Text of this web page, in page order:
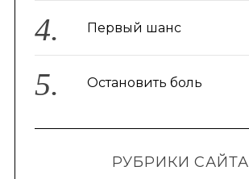
Первый шанс
Остановить боль
РУБРИКИ САЙТА